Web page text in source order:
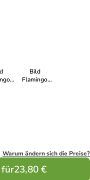
Bild
Flamingo
Warum ändern sich die Preise?
für23,80 €